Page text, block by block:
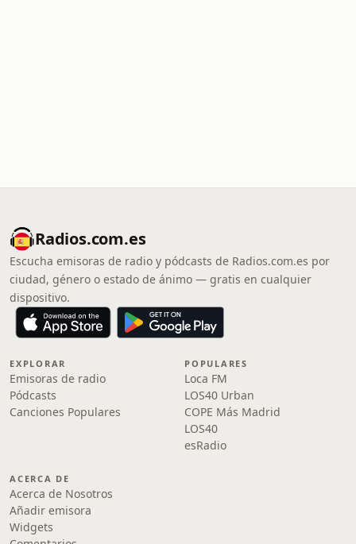
Radios.com.es
Escucha emisoras de radio y pódcasts de Radios.com.es por
ciudad, género o estado de ánimo — gratis en cualquier
dispositivo.
EXPLORAR
Emisoras de radio
Pódcasts
Canciones Populares
POPULARES
Loca FM
LOS40 Urban
COPE Más Madrid
LOS40
esRadio
ACERCA DE
Acerca de Nosotros
Añadir emisora
Widgets